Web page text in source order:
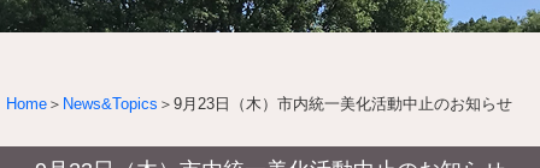
Home ＞ News&Topics ＞9月23日（木）市内統一美化活動中止のお知らせ